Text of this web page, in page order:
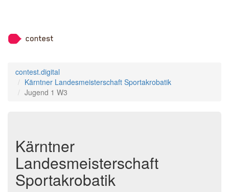
contest.digital
Kärntner Landesmeisterschaft Sportakrobatik
Jugend 1 W3
Kärntner
Landesmeisterschaft
Sportakrobatik